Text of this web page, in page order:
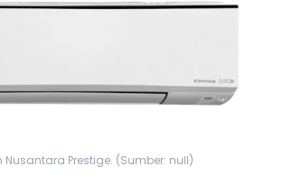
Nusantara Prestige. (Sumber: null)